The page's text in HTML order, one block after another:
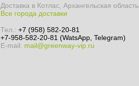
Доставка в Котлас, Архангельская область
Все города доставки
Тел.: +7 (958) 582-20-81
+7-958-582-20-81 (WatsApp, Telegram)
E-mail: mail@greenway-vip.ru